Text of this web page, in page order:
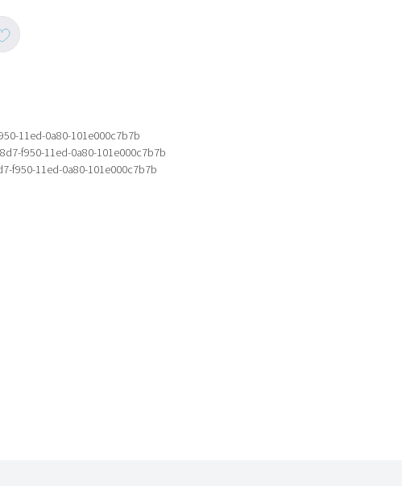
11ed-0a80-101e000c7b7b
f950-11ed-0a80-101e000c7b7b
f950-11ed-0a80-101e000c7b7b